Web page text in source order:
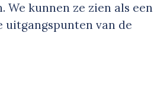
kunnen ze zien als een
uitgangspunten van de